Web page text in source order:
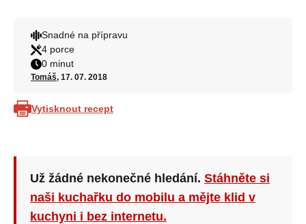
Snadné na přípravu
4 porce
0 minut
Tomáš, 17. 07. 2018
Vytisknout recept
Už žádné nekonečné hledání. Stáhněte si
naši kuchařku do mobilu a mějte klid v
kuchyni i bez internetu.